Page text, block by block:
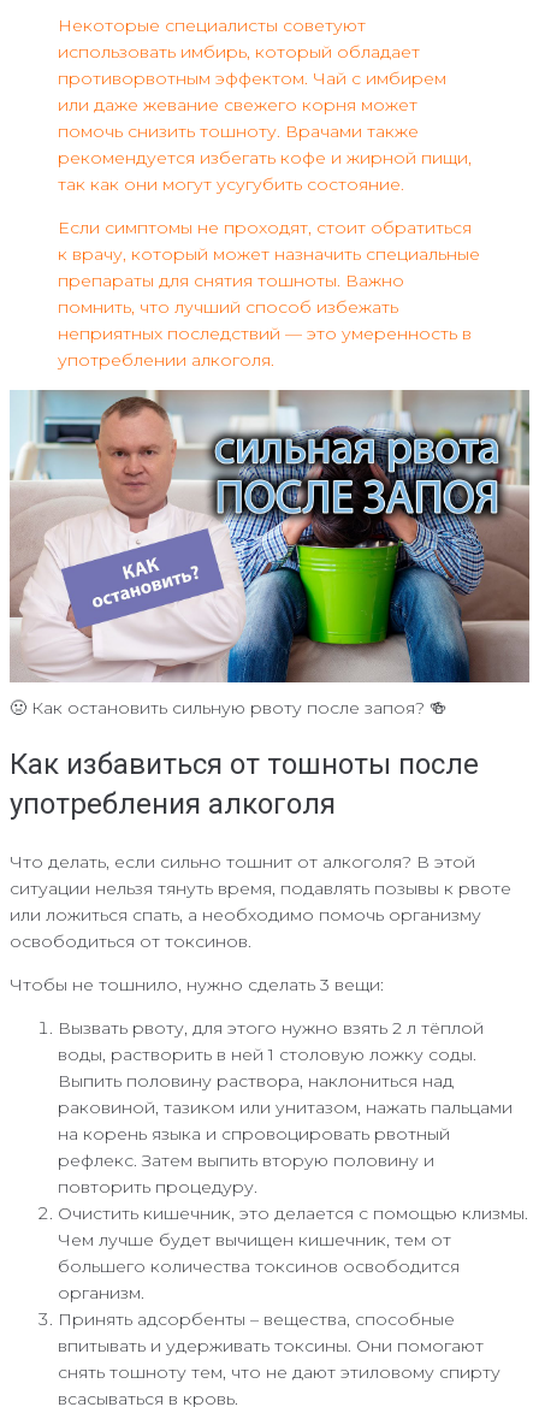
Некоторые специалисты советуют
использовать имбирь, который обладает
противорвотным эффектом. Чай с имбирем
или даже жевание свежего корня может
помочь снизить тошноту. Врачами также
рекомендуется избегать кофе и жирной пищи,
так как они могут усугубить состояние.
Если симптомы не проходят, стоит обратиться
к врачу, который может назначить специальные
препараты для снятия тошноты. Важно
помнить, что лучший способ избежать
неприятных последствий — это умеренность в
употреблении алкоголя.
🤢 Как остановить сильную рвоту после запоя? 🍻
Как избавиться от тошноты после
употребления алкоголя
Что делать, если сильно тошнит от алкоголя? В этой
ситуации нельзя тянуть время, подавлять позывы к рвоте
или ложиться спать, а необходимо помочь организму
освободиться от токсинов.
Чтобы не тошнило, нужно сделать 3 вещи:
Вызвать рвоту, для этого нужно взять 2 л тёплой
воды, растворить в ней 1 столовую ложку соды.
Выпить половину раствора, наклониться над
раковиной, тазиком или унитазом, нажать пальцами
на корень языка и спровоцировать рвотный
рефлекс. Затем выпить вторую половину и
повторить процедуру.
Очистить кишечник, это делается с помощью клизмы.
Чем лучше будет вычищен кишечник, тем от
большего количества токсинов освободится
организм.
Принять адсорбенты – вещества, способные
впитывать и удерживать токсины. Они помогают
снять тошноту тем, что не дают этиловому спирту
всасываться в кровь.